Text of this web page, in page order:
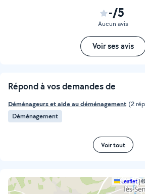
-/5
Aucun avis
Voir ses avis
Répond à vos demandes de
Déménageurs et aide au déménagement (2
Déménagement
Voir tout
Leaflet|